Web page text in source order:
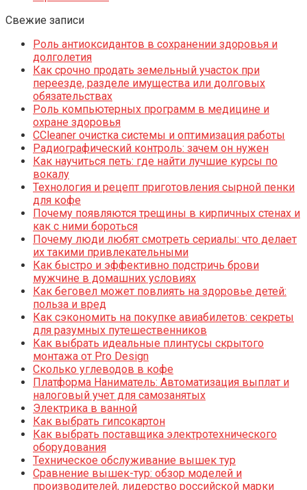
Свежие записи
Роль антиоксидантов в сохранении здоровья и
долголетия
Как срочно продать земельный участок при
переезде, разделе имущества или долговых
обязательствах
Роль компьютерных программ в медицине и
охране здоровья
CCleaner очистка системы и оптимизация работы
Радиографический контроль: зачем он нужен
Как научиться петь: где найти лучшие курсы по
вокалу
Технология и рецепт приготовления сырной пенки
для кофе
Почему появляются трещины в кирпичных стенах и
как с ними бороться
Почему люди любят смотреть сериалы: что делает
их такими привлекательными
Как быстро и эффективно подстричь брови
мужчине в домашних условиях
Как беговел может повлиять на здоровье детей:
польза и вред
Как сэкономить на покупке авиабилетов: секреты
для разумных путешественников
Как выбрать идеальные плинтусы скрытого
монтажа от Pro Design
Сколько углеводов в кофе
Платформа Наниматель: Автоматизация выплат и
налоговый учет для самозанятых
Электрика в ванной
Как выбрать гипсокартон
Как выбрать поставщика электротехнического
оборудования
Техническое обслуживание вышек тур
Сравнение вышек-тур: обзор моделей и
производителей, лидерство российской марки